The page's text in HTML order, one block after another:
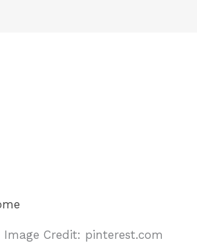
Credit: pinterest.com